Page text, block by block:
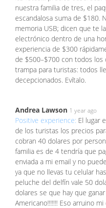
nuestra familia de tres, el
escandalosa suma de $180.
memoria USB; dicen que te
electrónico dentro de una
experiencia de $300
de $500–$700 con todos los
trampa para turistas: todos
decepcionados. Evítalo.
Andrea Lawson 1 year ago
Positive experience: El lugar
de los turistas los precios
cobran 40 dolares por
familia es de 4 tendría que
enviada a mi email y no
ya que no llevas tu celular
peluche del delfín vale 50
dolares se que hay que
Americano!!!!!!! Eso arruino